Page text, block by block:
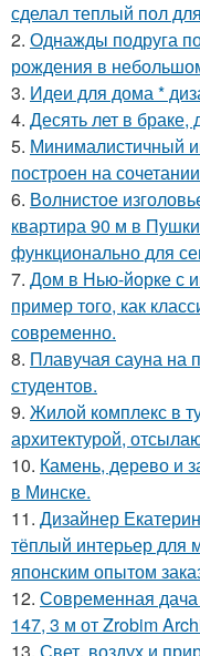
сделал теплый пол
2. Однажды подруга
рождения в
3. Идеи для дома *
4. Десять лет в браке,
5. Минималистичный
построен на
6. Волнистое
квартира 90 м в
функционально для
7. Дом в Нью-йорке с
пример того, как
современно.
8. Плавучая сауна на
студентов.
9. Жилой комплекс в
архитектурой,
10. Камень, дерево и
в Минске.
11. Дизайнер
тёплый интерьер для
японским опытом
12. Современная
147, 3 м от Zrobim
13. Свет, воздух и